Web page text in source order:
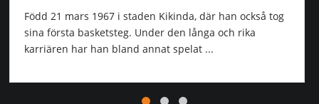
Född 21 mars 1967 i staden Kikinda, där han också tog
sina första basketsteg. Under den långa och rika
karriären har han bland annat spelat ...